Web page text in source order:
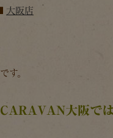
大阪店
す。
大阪で